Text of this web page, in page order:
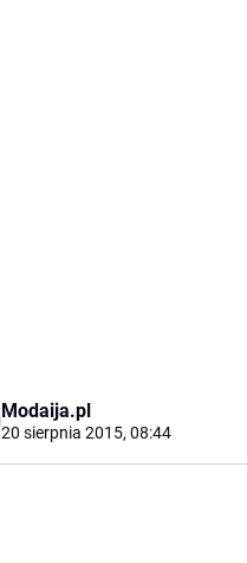
Modaija.pl
20 sierpnia 2015, 08:44